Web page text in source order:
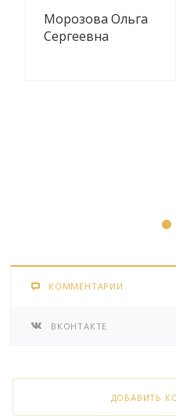
Морозова Ольга
Сергеевна
КОММЕНТАРИИ
ВКОНТАКТЕ
ДОБАВИТЬ